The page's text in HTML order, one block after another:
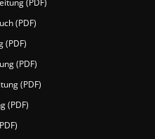
(PDF)
(PDF)
(PDF)
(PDF)
(PDF)